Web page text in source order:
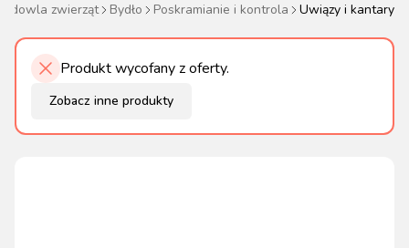
zwierząt Bydło Poskramianie i kontrola Uwiązy i kantary
Produkt wycofany z oferty.
Zobacz inne produkty